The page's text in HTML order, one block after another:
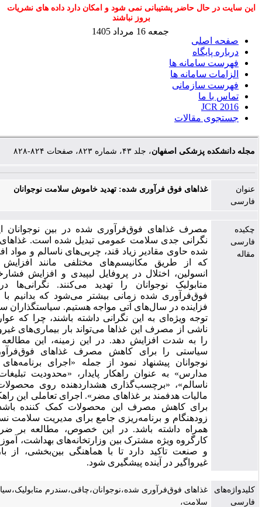
حاضر پشتیبانی نمی شود و امکان دارد داده های نشریات
ها
ها
مقالات
پزشکی اصفهان ، جلد ۴۳، شماره ۸۲۳، صفحات ۸۲۴-۸۲۸
غذاهای فوق فرآوری شده: تهدید خاموش سلامت نوجوانان
مصرف غذاهای فوق‌فرآوری شده در بین نوجوانان ایرانی، به یک
نگرانی جدی سلامت عمومی تبدیل شده است. غذاهای فوق‌فرآوری
شده حاوی مقادیر زیاد قند، چربی‌های ناسالم و مواد افزودنی هستند
که از طریق مکانیسم‌های مختلفی مانند افزایش مقاومت به
انسولین، اختلال در پروفایل لیپیدی و افزایش فشارخون، سلامت
متابولیک نوجوانان را تهدید می‌کنند. نگرانی‌ها درباره غذاهای
فوق‌فرآوری شده زمانی بیشتر می‌شود که بدانیم با روند مصرف
فزاینده در سال‌های آتی مواجه هستیم. سیاستگذاران سلامت بایستی
توجه ویژه‌ای به این نگرانی داشته باشند، چرا که عوارض متابولیک
ناشی از مصرف این غذاها می‌تواند بار بیماری‌های غیرواگیر در آینده
را به شدت افزایش دهد. در این زمینه، این مطالعه چهار راهکار
سیاستی را برای کاهش مصرف غذاهای فوق‌فرآوری شده در
نوجوانان پیشنهاد نمود از جمله «اجرای برنامه‌های آموزشی در
مدارس» به عنوان راهکار پایدار، «محدودیت تبلیغات مواد غذایی
ناسالم»، «برچسب‌گذاری هشداردهنده روی محصولات» و «اعمال
مالیات هدفمند بر غذاهای مضر». اجرای تعاملی این راهکارها می‌تواند
برای کاهش مصرف این محصولات کمک کننده باشد و مداخلات
زودهنگام و برنامه‌ریزی جامع برای مدیریت سلامت نسل آینده را به
همراه داشته باشد. در این خصوص، مطالعه بر ضرورت تشکیل
کارگروه ویژه مشترک بین وزارتخانه‌های بهداشت، آموزش و پرورش
و صنعت تاکید دارد تا با هماهنگی بین‌بخشی، از بار بیماری‌های
غیرواگیر در آینده پیشگیری شود.
غذاهای فوق‌فرآوری شده،نوجوانان،چاقی،سندرم متابولیک،سیاست‌گذاری
سلامت،